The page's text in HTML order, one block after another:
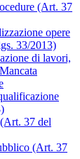
(Art. 37
opere
33/2013)
di lavori,
37 del
(Art. 37